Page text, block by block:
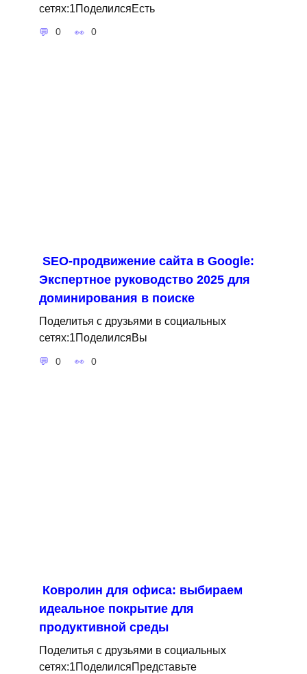
сетях:1ПоделилсяЕсть
0 0
SEO-продвижение сайта в Google:
Экспертное руководство 2025 для
доминирования в поиске
Поделитья с друзьями в социальных
сетях:1ПоделилсяВы
0 0
Ковролин для офиса: выбираем
идеальное покрытие для
продуктивной среды
Поделитья с друзьями в социальных
сетях:1ПоделилсяПредставьте